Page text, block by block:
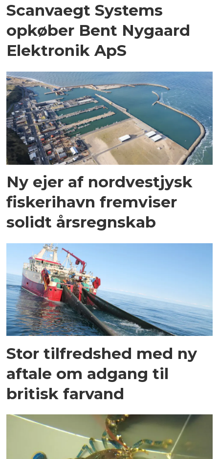
Scanvaegt Systems
opkøber Bent Nygaard
Elektronik ApS
Ny ejer af nordvestjysk
fiskerihavn fremviser
solidt årsregnskab
Stor tilfredshed med ny
aftale om adgang til
britisk farvand